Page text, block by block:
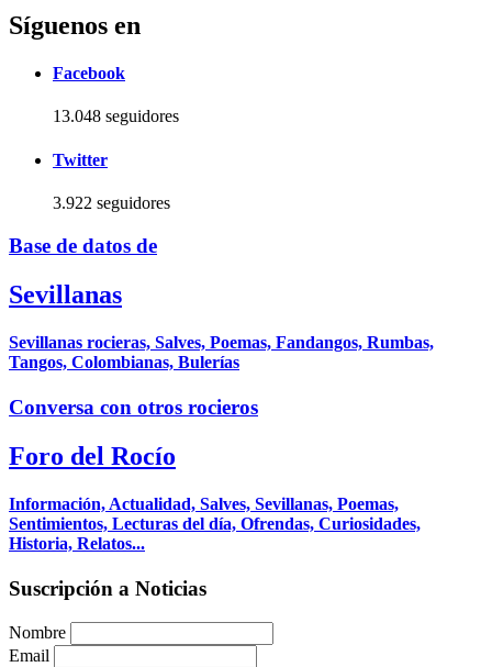
Síguenos en
Facebook
13.048 seguidores
Twitter
3.922 seguidores
Base de datos de
Sevillanas
Sevillanas rocieras, Salves, Poemas, Fandangos, Rumbas,
Tangos, Colombianas, Bulerías
Conversa con otros rocieros
Foro del Rocío
Información, Actualidad, Salves, Sevillanas, Poemas,
Sentimientos, Lecturas del día, Ofrendas, Curiosidades,
Historia, Relatos...
Suscripción a Noticias
Nombre
Email